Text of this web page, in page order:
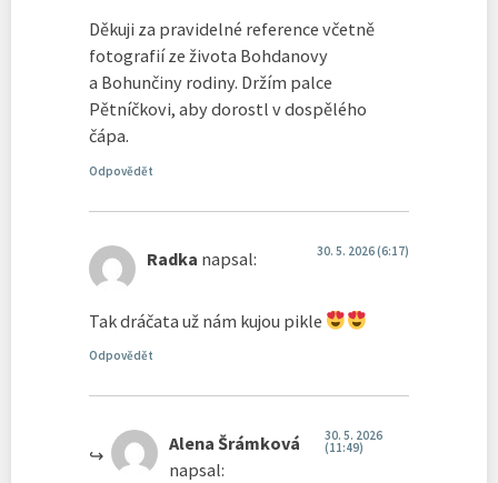
Děkuji za pravidelné reference včetně
fotografií ze života Bohdanovy
a Bohunčiny rodiny. Držím palce
Pětníčkovi, aby dorostl v dospělého
čápa.
Odpovědět
Radka napsal: 30. 5. 2026 (6:17)
Tak dráčata už nám kujou pikle
Odpovědět
Alena Šrámková
napsal:
30. 5. 2026
(11:49)